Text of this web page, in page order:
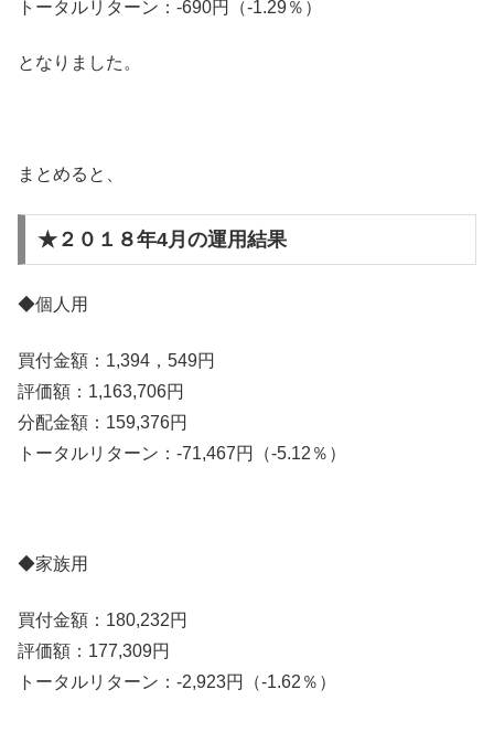
トータルリターン：-690円（-1.29％）
となりました。
まとめると、
★２０１８年4月の運用結果
◆個人用
買付金額：1,394，549円
評価額：1,163,706円
分配金額：159,376円
トータルリターン：-71,467円（-5.12％）
◆家族用
買付金額：180,232円
評価額：177,309円
トータルリターン：-2,923円（-1.62％）